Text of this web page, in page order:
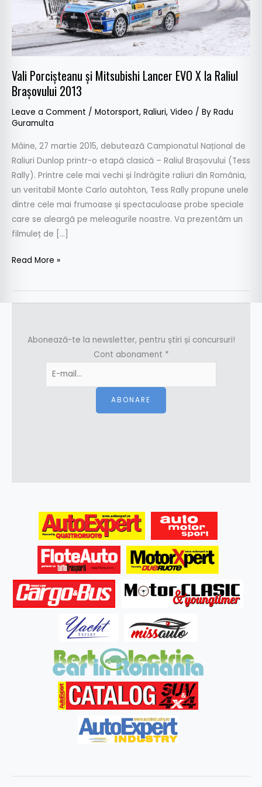
Vali Porcișteanu și Mitsubishi Lancer EVO X la Raliul
Brașovului 2013
Leave a Comment / Motorsport, Raliuri, Video / By Radu
Guramulta
Mâine, 27 martie 2015, debutează Campionatul Național de
Raliuri Dunlop printr-o etapă clasică – Raliul Brașovului (Tess
Rally). Printre cele mai vechi și îndrăgite raliuri din România,
un veritabil Monte Carlo autohton, Tess Rally propune unele
dintre cele mai frumoase și spectaculoase probe speciale
care se aleargă pe meleagurile noastre. Va prezentăm un
filmuleț de […]
Brașovului
2013
Read More »
Abonează-te la newsletter, pentru știri și concursuri!
Cont abonament *
ABONARE